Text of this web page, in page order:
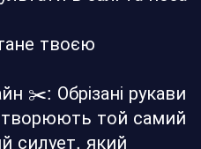
твоєю
✂️: Обрізані рукави
той самий
силует, який